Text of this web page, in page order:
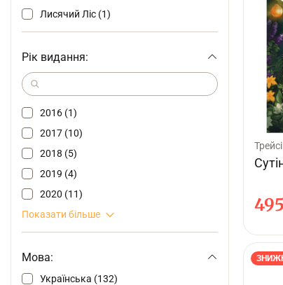
Лисячий Ліс (1)
Рік видання:
2016 (1)
2017 (10)
2018 (5)
2019 (4)
2020 (11)
Показати більше
Мова:
Українська (132)
Трейсі
495